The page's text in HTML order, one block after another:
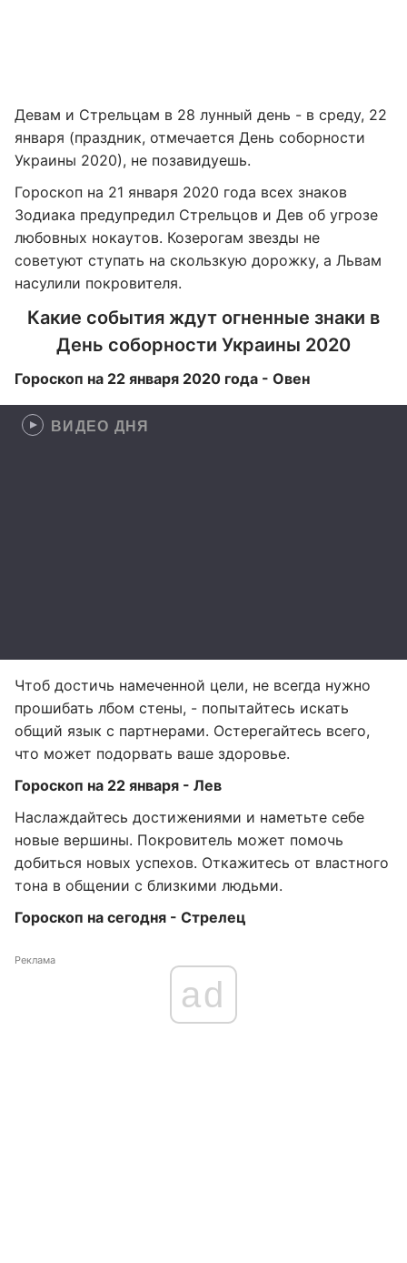
Девам и Стрельцам в 28 лунный день - в среду, 22
января (праздник, отмечается День соборности
Украины 2020), не позавидуешь.
Гороскоп на 21 января 2020 года всех знаков
Зодиака предупредил Стрельцов и Дев об угрозе
любовных нокаутов. Козерогам звезды не
советуют ступать на скользкую дорожку, а Львам
насулили покровителя.
Какие события ждут огненные знаки в
День соборности Украины 2020
Гороскоп на 22 января 2020 года - Овен
ВИДЕО ДНЯ
Чтоб достичь намеченной цели, не всегда нужно
прошибать лбом стены, - попытайтесь искать
общий язык с партнерами. Остерегайтесь всего,
что может подорвать ваше здоровье.
Гороскоп на 22 января - Лев
Наслаждайтесь достижениями и наметьте себе
новые вершины. Покровитель может помочь
добиться новых успехов. Откажитесь от властного
тона в общении с близкими людьми.
Гороскоп на сегодня - Стрелец
Реклама
ad